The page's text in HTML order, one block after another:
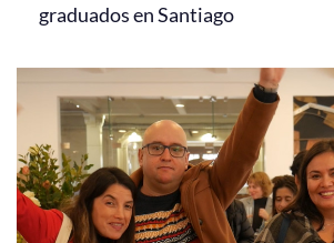
graduados en Santiago